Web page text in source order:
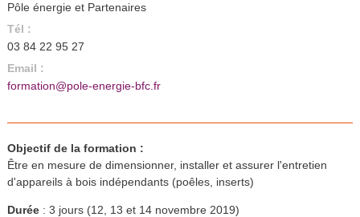
Pôle énergie et Partenaires
Tél :
03 84 22 95 27
Email :
formation@pole-energie-bfc.fr
Objectif de la formation :
Être en mesure de dimensionner, installer et assurer l'entretien
d'appareils à bois indépendants (poêles, inserts)
Durée : 3 jours (12, 13 et 14 novembre 2019)